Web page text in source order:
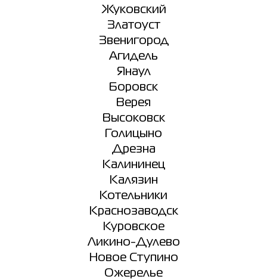
Жуковский
Златоуст
Звенигород
Агидель
Янаул
Боровск
Верея
Высоковск
Голицыно
Дрезна
Калининец
Калязин
Котельники
Краснозаводск
Куровское
Ликино-Дулево
Новое Ступино
Ожерелье